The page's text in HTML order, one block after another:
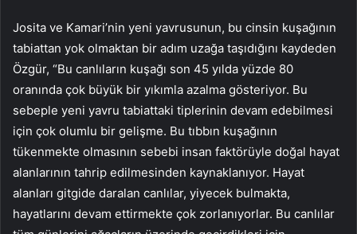
Josita ve Kamari’nin yeni yavrusunun, bu cinsin kuşağının
tabiattan yok olmaktan bir adım uzağa taşıdığını kaydeden
Özgür, “Bu canlıların kuşağı son 45 yılda yüzde 80
oranında çok büyük bir yıkımla azalma gösteriyor. Bu
sebeple yeni yavru tabiattaki tiplerinin devam edebilmesi
için çok olumlu bir gelişme. Bu tıbbın kuşağının
tükenmekte olmasının sebebi insan faktörüyle doğal hayat
alanlarının tahrip edilmesinden kaynaklanıyor. Hayat
alanları gitgide daralan canlılar, yiyecek bulmakta,
hayatlarını devam ettirmekte çok zorlanıyorlar. Bu canlılar